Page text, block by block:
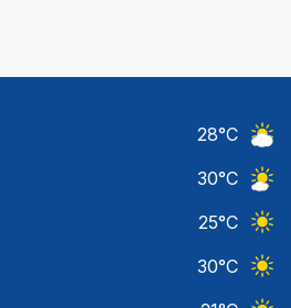
28°C
30°C
25°C
30°C